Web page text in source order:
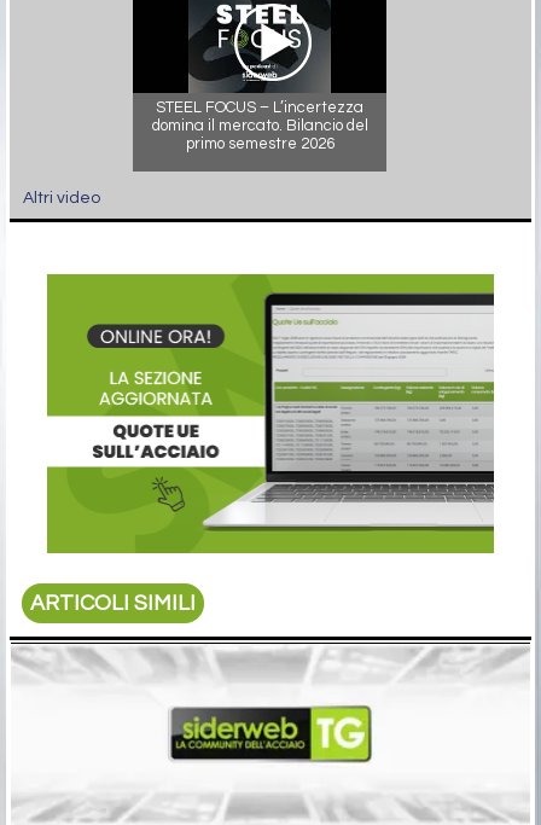
STEEL FOCUS – L’incertezza
domina il mercato. Bilancio del
primo semestre 2026
Altri video
ARTICOLI SIMILI